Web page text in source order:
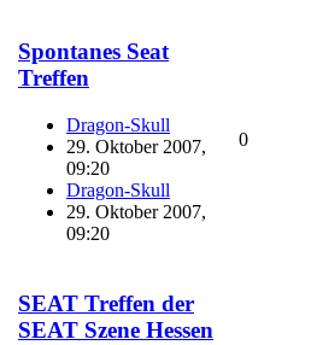
Spontanes Seat
Treffen
Dragon-Skull
29. Oktober 2007,
09:20
Dragon-Skull
29. Oktober 2007,
09:20
0
SEAT Treffen der
SEAT Szene Hessen